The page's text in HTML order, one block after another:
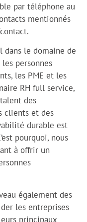
par téléphone au
mentionnés
dans le domaine de
personnes
les PME et les
RH full service,
des
clients et des
durable est
pourquoi, nous
à offrir un
également des
les entreprises
principaux